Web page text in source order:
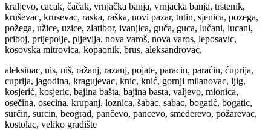
kraljevo, cacak, čačak, vrnjačka banja, vrnjacka banja, trstenik,
kruševac, krusevac, raska, raška, novi pazar, tutin, sjenica, pozega,
požega, užice, uzice, zlatibor, ivanjica, guča, guca, lučani, lucani,
priboj, prijepolje, pljevlja, nova varoš, nova varos, leposavic,
kosovska mitrovica, kopaonik, brus, aleksandrovac,
aleksinac, nis, niš, ražanj, razanj, pojate, paracin, paraćin, ćuprija,
cuprija, jagodina, kragujevac, knic, knić, gornji milanovac, ljig,
kosjerić, kosjeric, bajina bašta, bajina basta, valjevo, mionica,
osečina, osecina, krupanj, loznica, šabac, sabac, bogatić, bogatic,
surčin, surcin, beograd, pančevo, pancevo, smederevo, požarevac,
kostolac, veliko gradište